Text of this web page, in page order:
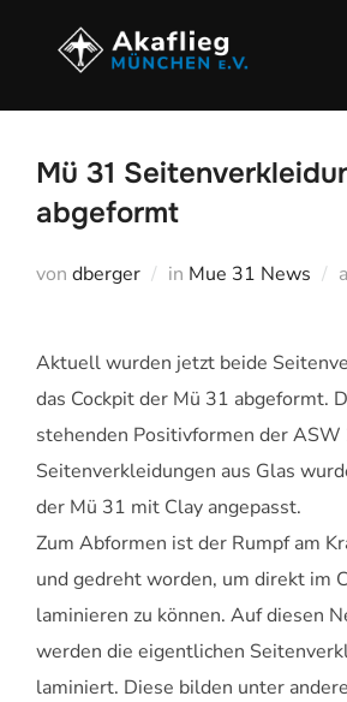
Inhalten
Mü 31
abgeformt
von dberger in Mue 31 News
Aktuell wurden jetzt beide
das Cockpit der Mü 31 abgeformt.
stehenden Positivformen der ASW
Seitenverkleidungen aus Glas
der Mü 31 mit Clay angepasst.
Zum Abformen ist der Rumpf am
und gedreht worden, um direkt im
laminieren zu können. Auf diesen
werden die eigentlichen
laminiert. Diese bilden unter